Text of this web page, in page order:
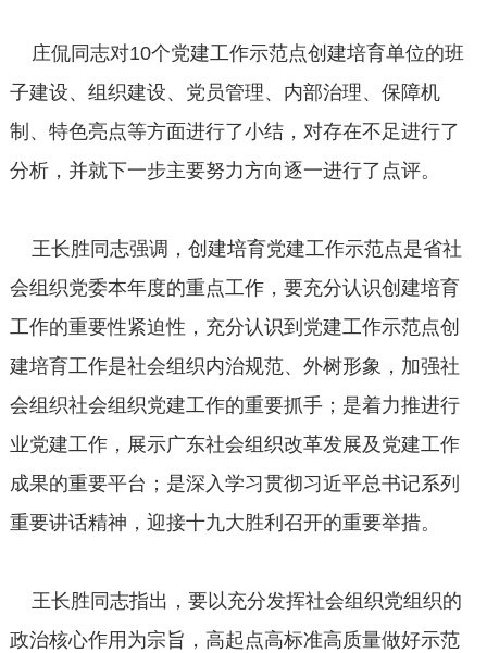
庄侃同志对10个党建工作示范点创建培育单位的班
子建设、组织建设、党员管理、内部治理、保障机
制、特色亮点等方面进行了小结，对存在不足进行了
分析，并就下一步主要努力方向逐一进行了点评。
王长胜同志强调，创建培育党建工作示范点是省社
会组织党委本年度的重点工作，要充分认识创建培育
工作的重要性紧迫性，充分认识到党建工作示范点创
建培育工作是社会组织内治规范、外树形象，加强社
会组织社会组织党建工作的重要抓手；是着力推进行
业党建工作，展示广东社会组织改革发展及党建工作
成果的重要平台；是深入学习贯彻习近平总书记系列
重要讲话精神，迎接十九大胜利召开的重要举措。
王长胜同志指出，要以充分发挥社会组织党组织的
政治核心作用为宗旨，高起点高标准高质量做好示范